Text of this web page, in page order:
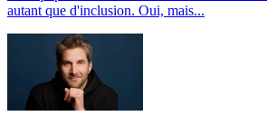
autant que d'inclusion. Oui, mais...